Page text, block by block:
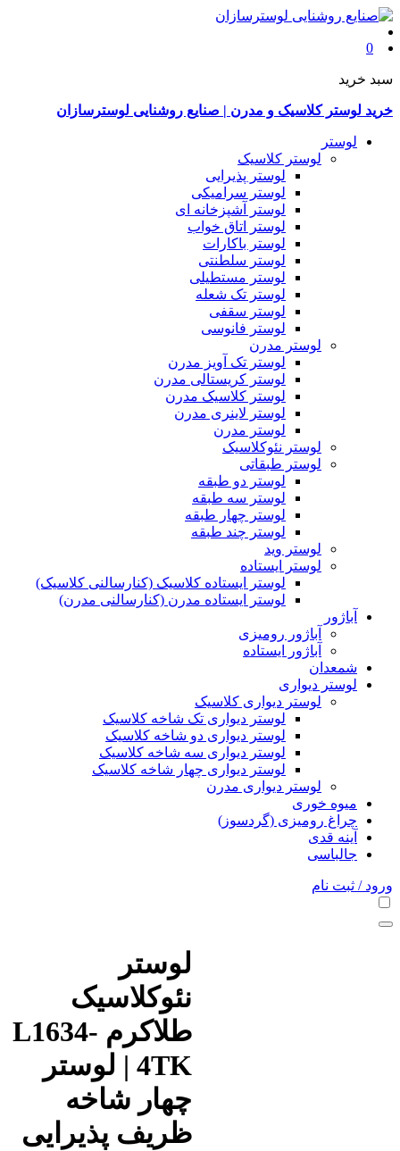
0
سبد خرید
خرید لوستر کلاسیک و مدرن | صنایع روشنایی لوسترسازان
لوستر
لوستر کلاسیک
لوستر پذیرایی
لوستر سرامیکی
لوستر آشپزخانه ای
لوستر اتاق خواب
لوستر باکارات
لوستر سلطنتی
لوستر مستطیلی
لوستر تک شعله
لوستر سقفی
لوستر فانوسی
لوستر مدرن
لوستر تک آویز مدرن
لوستر کریستالی مدرن
لوستر کلاسیک مدرن
لوستر لاینری مدرن
لوستر مدرن
لوستر نئوکلاسیک
لوستر طبقاتی
لوستر دو طبقه
لوستر سه طبقه
لوستر چهار طبقه
لوستر چند طبقه
لوستر وید
لوستر ایستاده
لوستر ایستاده کلاسیک (کنارسالنی کلاسیک)
لوستر ایستاده مدرن (کنارسالنی مدرن)
آباژور
آباژور رومیزی
آباژور ایستاده
شمعدان
لوستر دیواری
لوستر دیواری کلاسیک
لوستر دیواری تک شاخه کلاسیک
لوستر دیواری دو شاخه کلاسیک
لوستر دیواری سه شاخه کلاسیک
لوستر دیواری چهار شاخه کلاسیک
لوستر دیواری مدرن
میوه خوری
چراغ رومیزی (گردسوز)
آینه قدی
جالباسی
ورود / ثبت نام
لوستر
نئوکلاسیک
طلاکرم L1634-
4TK | لوستر
چهار شاخه
ظریف پذیرایی